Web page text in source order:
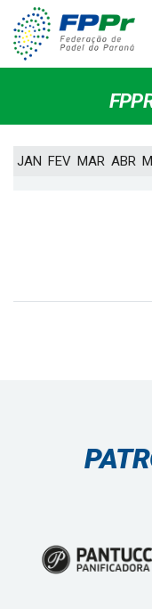
JAN FEV MAR ABR